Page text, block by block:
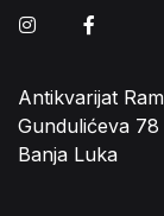
Instagram
Antikvarijat
Gundulićeva 78
Banja Luka